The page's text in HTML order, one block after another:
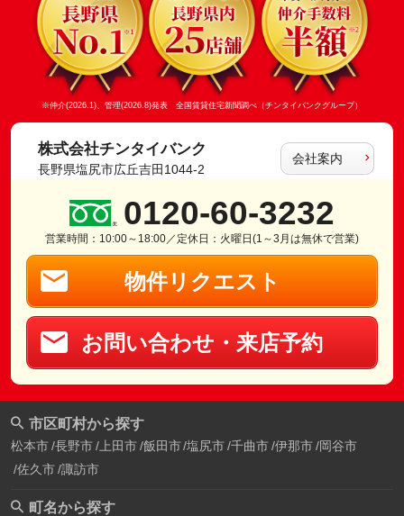
※仲介(2026.1)、管理(2026.8)発表 全国賃貸住宅新聞調べ（チンタイバンクグループ）
株式会社チンタイバンク
長野県塩尻市広丘吉田1044-2
会社案内
0120-60-3232
営業時間：10:00～18:00／定休日：火曜日(1～3月は無休で営業)
物件リクエスト
お問い合わせ・来店予約
市区町村から探す
松本市 長野市 上田市 飯田市 塩尻市 千曲市 伊那市 岡谷市
佐久市 諏訪市
町名から探す